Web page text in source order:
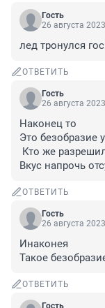
Гость
26 августа
лед тронулся
ОТВЕТИТЬ
Гость
26 августа
Наконец то
Это безобразие
Кто же
Вкус напрочь
ОТВЕТИТЬ
Гость
26 августа
Инаконея
Такое
ОТВЕТИТЬ
Гость